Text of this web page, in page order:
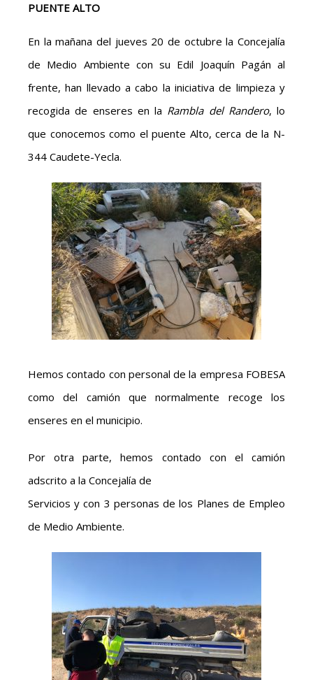
PUENTE ALTO
En la mañana del jueves 20 de octubre la Concejalía
de Medio Ambiente con su Edil Joaquín Pagán al
frente, han llevado a cabo la iniciativa de limpieza y
recogida de enseres en la Rambla del Randero, lo
que conocemos como el puente Alto, cerca de la N-
344 Caudete-Yecla.
Hemos contado con personal de la empresa FOBESA
como del camión que normalmente recoge los
enseres en el municipio.
Por otra parte, hemos contado con el camión
adscrito a la Concejalía de
Servicios y con 3 personas de los Planes de Empleo
de Medio Ambiente.